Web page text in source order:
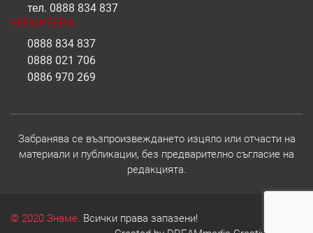
тел. 0888 834 837
РЕПОРТЕРИ
0888 834 837
0888 021 706
0886 970 269
Забранява се възпроизвеждането изцяло или отчасти на
материали и публикации, без предварително съгласие на
редакцията.
© 2020 Знаме. Всички права запазени!